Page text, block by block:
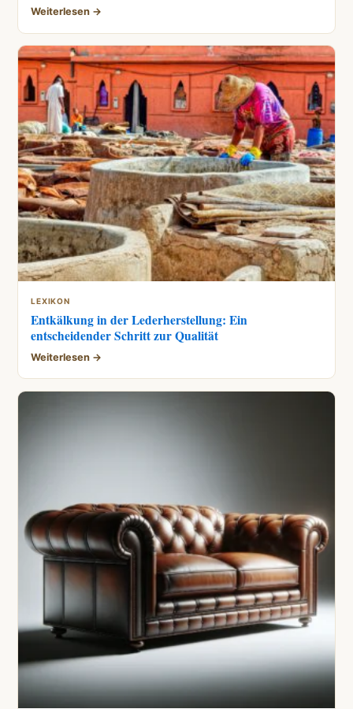
Weiterlesen →
LEXIKON
Entkälkung in der Lederherstellung: Ein
entscheidender Schritt zur Qualität
Weiterlesen →